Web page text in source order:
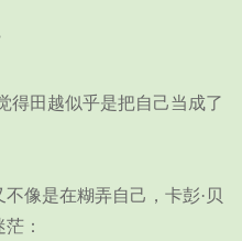
田越似乎是把自己当成了
像是在糊弄自己，卡彭·贝
：